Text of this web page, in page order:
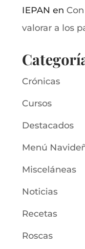
IEPAN en
valorar a los
Crónicas
Cursos
Destacados
Menú
Misceláneas
Noticias
Recetas
Roscas